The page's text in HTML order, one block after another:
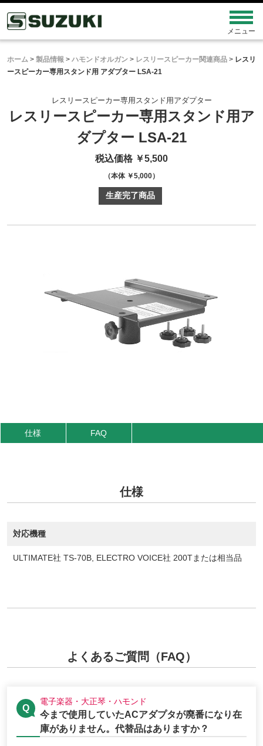
ホーム > 製品情報 > ハモンドオルガン > レスリースピーカー関連商品 > レスリ
ースピーカー専用スタンド用 アダプター LSA-21
レスリースピーカー専用スタンド用アダプター
レスリースピーカー専用スタンド用 ア
ダプター LSA-21
税込価格 ￥5,500
（本体 ￥5,000）
生産完了商品
仕様 FAQ
仕様
対応機種
ULTIMATE社 TS-70B, ELECTRO VOICE社 200Tまたは相当品
よくあるご質問（FAQ）
電子楽器・大正琴・ハモンド
今まで使用していたACアダプタが廃番になり在
庫がありません。代替品はありますか？